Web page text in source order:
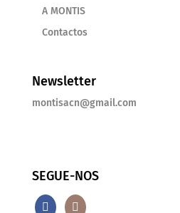
A MONTIS
Contactos
Newsletter
montisacn@gmail.com
SEGUE-NOS